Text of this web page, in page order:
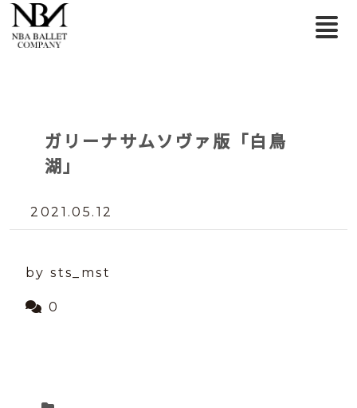
ガリーナサムソヴァ版「白鳥
湖」
2021.05.12
by sts_mst
0